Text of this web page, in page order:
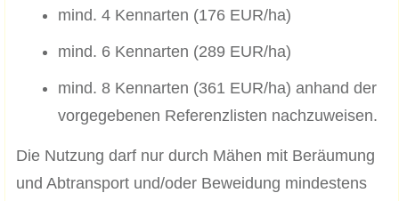
mind. 4 Kennarten (176 EUR/ha)
mind. 6 Kennarten (289 EUR/ha)
mind. 8 Kennarten (361 EUR/ha) anhand der
vorgegebenen Referenzlisten nachzuweisen.
Die Nutzung darf nur durch Mähen mit Beräumung
und Abtransport und/oder Beweidung mindestens